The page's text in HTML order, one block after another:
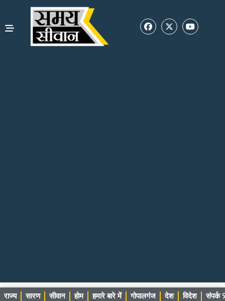
राज्य सारण सीवान होम हमारे बारे में गोपालगंज देश विदेश संपर्क